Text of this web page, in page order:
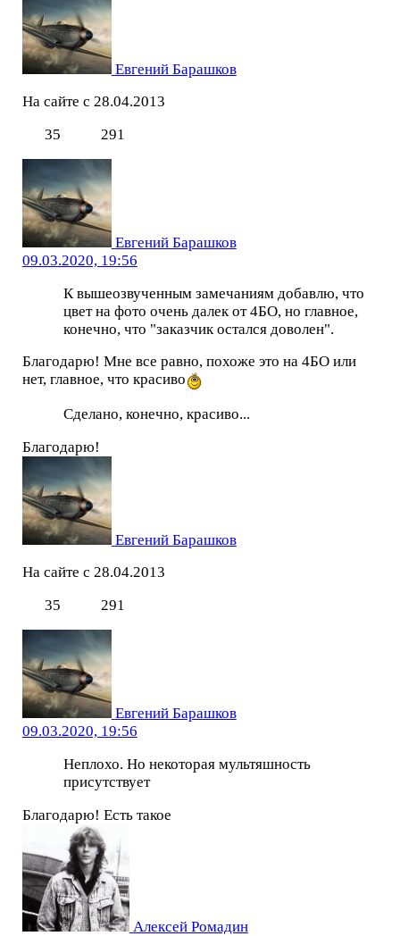
Евгений Барашков
На сайте с 28.04.2013
35
291
Евгений Барашков
09.03.2020, 19:56
К вышеозвученным замечаниям добавлю, что
цвет на фото очень далек от 4БО, но главное,
конечно, что "заказчик остался доволен".
Благодарю! Мне все равно, похоже это на 4БО или
нет, главное, что красиво
Сделано, конечно, красиво...
Благодарю!
Евгений Барашков
На сайте с 28.04.2013
35
291
Евгений Барашков
09.03.2020, 19:56
Неплохо. Но некоторая мультяшность
присутствует
Благодарю! Есть такое
Алексей Ромадин